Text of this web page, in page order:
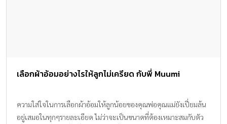
เลือกผ้าอ้อมอย่างไรให้ลูกไม่เครียด กับพี่ Muumi
ความใส่ใจในการเลือกผ้าอ้อมให้ลูกน้อยของคุณพ่อคุณแม่ยังเปี่ยมล้น
อยู่เสมอในทุกๆรายละเอียด ไม่ว่าจะเป็นขนาดที่ต้องเหมาะสมกับตัว